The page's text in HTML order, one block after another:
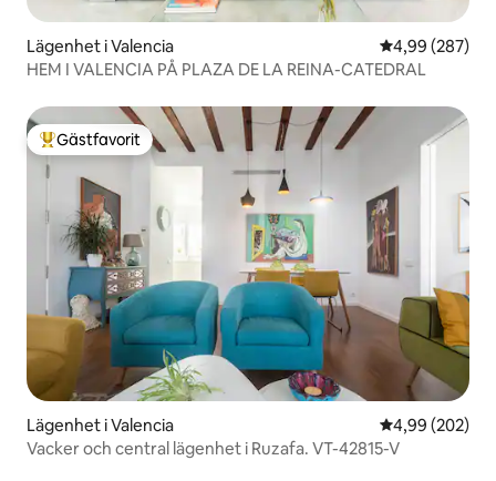
Lägenhet i Valencia 4,99 av 5 i
4,99 (287)
HEM I VALENCIA PÅ PLAZA DE LA REINA-CATEDRAL
Populär gästfavorit
Gästfavorit
Lägenhet i Valencia 4,99 av 5 i
4,99 (202)
Vacker och central lägenhet i Ruzafa. VT-42815-V